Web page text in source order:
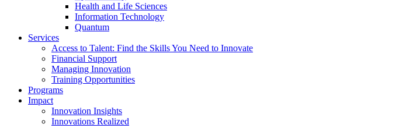
Health and Life Sciences
Information Technology
Quantum
Services
Access to Talent: Find the Skills You Need to Innovate
Financial Support
Managing Innovation
Training Opportunities
Programs
Impact
Innovation Insights
Innovations Realized